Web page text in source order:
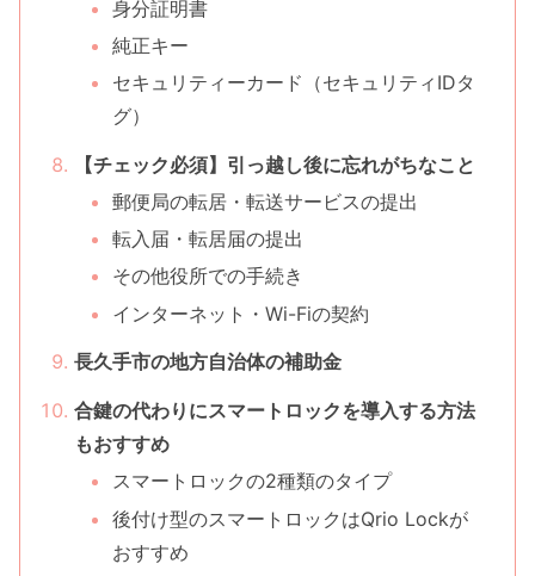
身分証明書
純正キー
セキュリティーカード（セキュリティIDタ
グ）
【チェック必須】引っ越し後に忘れがちなこと
郵便局の転居・転送サービスの提出
転入届・転居届の提出
その他役所での手続き
インターネット・Wi-Fiの契約
長久手市の地方自治体の補助金
合鍵の代わりにスマートロックを導入する方法
もおすすめ
スマートロックの2種類のタイプ
後付け型のスマートロックはQrio Lockが
おすすめ